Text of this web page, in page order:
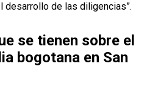
desarrollo de las diligencias”.
se tienen sobre el
bogotana en San